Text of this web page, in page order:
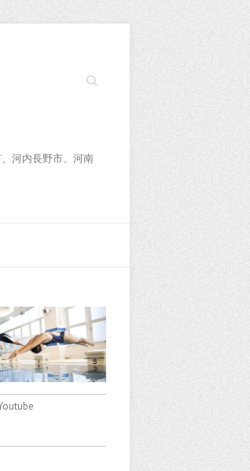
Search
河内長野市、河南